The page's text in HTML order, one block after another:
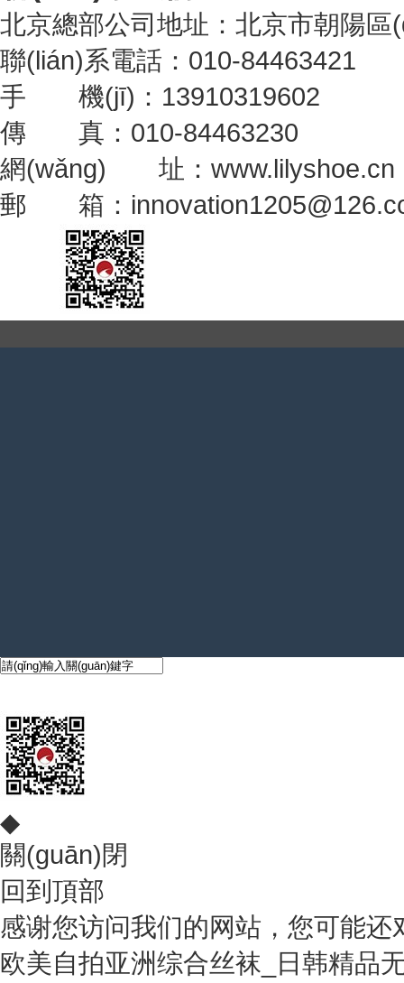
北京總部公司地址：北京市朝陽
聯(lián)系電話：010-84463421
手 機(jī)：13910319602
傳 真：010-84463230
網(wǎng) 址：www.lilyshoe.cn
郵 箱：
◆
關(guān)閉
回到頂部
感谢您访问我们的网站，您可能还
欧美自拍亚洲综合丝袜_日韩精品